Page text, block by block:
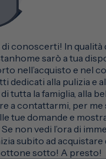
conoscerti! In qualità
sarò a tua
nell’acquisto e nel
dedicati alla pulizia e
tutta la famiglia, alla
a contattarmi, per me
tue domande e
non vedi l’ora di
subito ad
sotto! A presto!